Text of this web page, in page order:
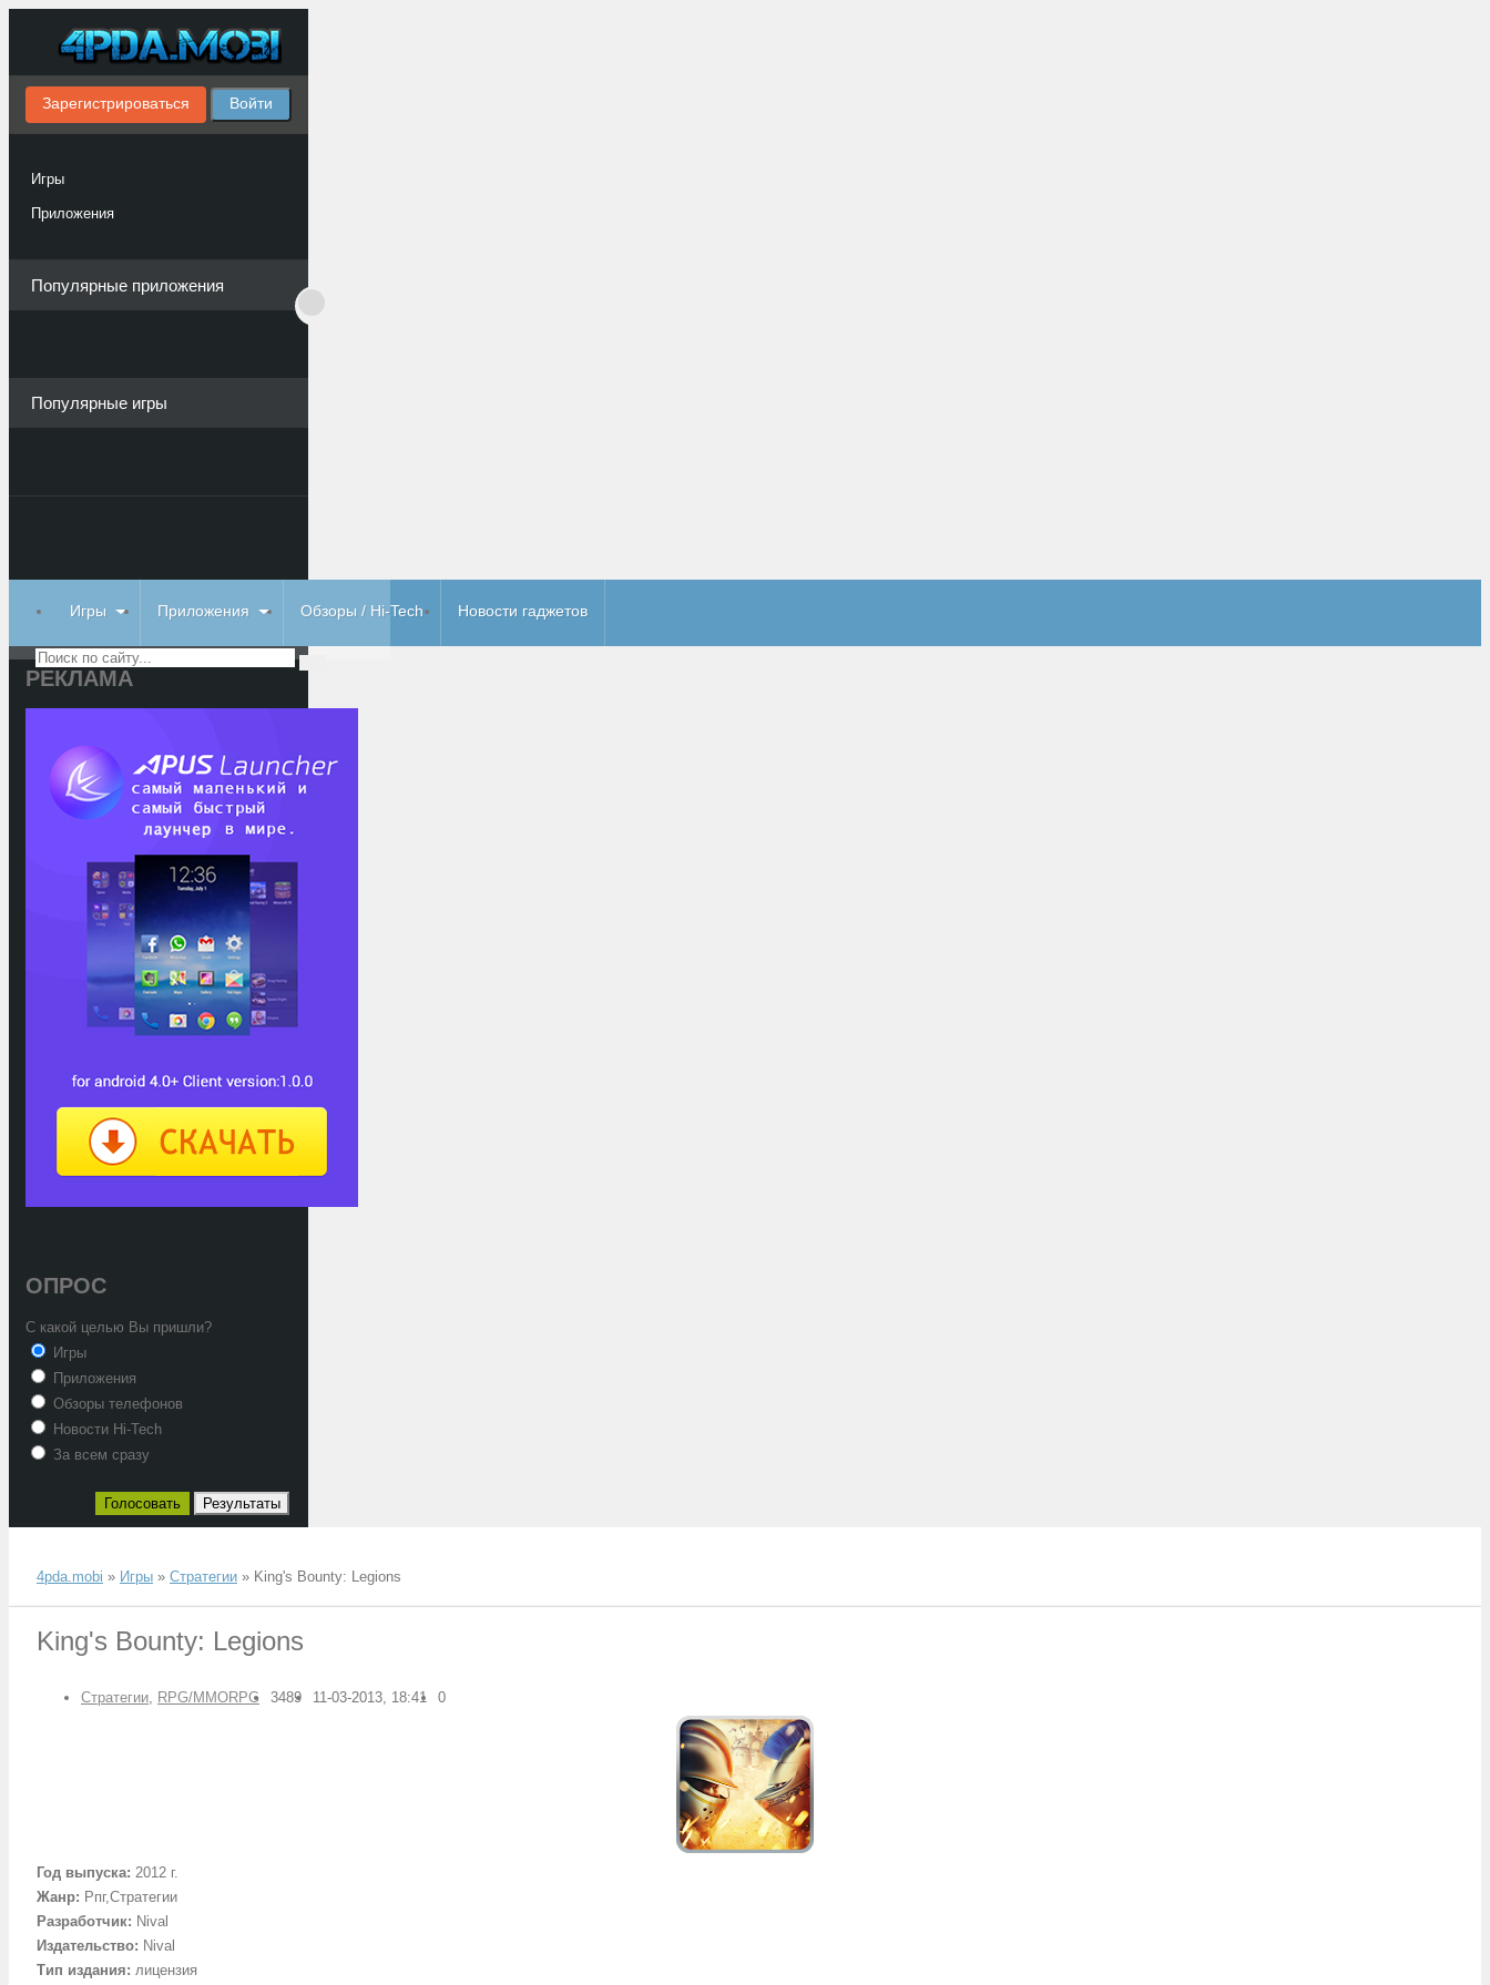
Зарегистрироваться Войти
Игры
Приложения
Популярные приложения
Популярные игры
Игры Приложения Обзоры / Hi-Tech Новости гаджетов
РЕКЛАМА
ОПРОС
С какой целью Вы пришли?
Игры
Приложения
Обзоры телефонов
Новости Hi-Tech
За всем сразу
Голосовать Результаты
4pda.mobi » Игры » Стратегии » King's Bounty: Legions
King's Bounty: Legions
Стратегии, RPG/MMORPG 3489 11-03-2013, 18:41 0
Год выпуска: 2012 г.
Жанр: Рпг,Стратегии
Разработчик: Nival
Издательство: Nival
Тип издания: лицензия